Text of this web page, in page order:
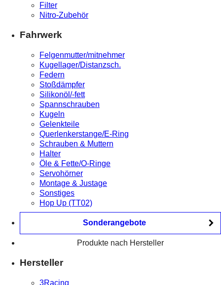
Filter
Nitro-Zubehör
Fahrwerk
Felgenmutter/mitnehmer
Kugellager/Distanzsch.
Federn
Stoßdämpfer
Silikonöl/-fett
Spannschrauben
Kugeln
Gelenkteile
Querlenkerstange/E-Ring
Schrauben & Muttern
Halter
Öle & Fette/O-Ringe
Servohörner
Montage & Justage
Sonstiges
Hop Up (TT02)
Sonderangebote
Produkte nach Hersteller
Hersteller
3Racing